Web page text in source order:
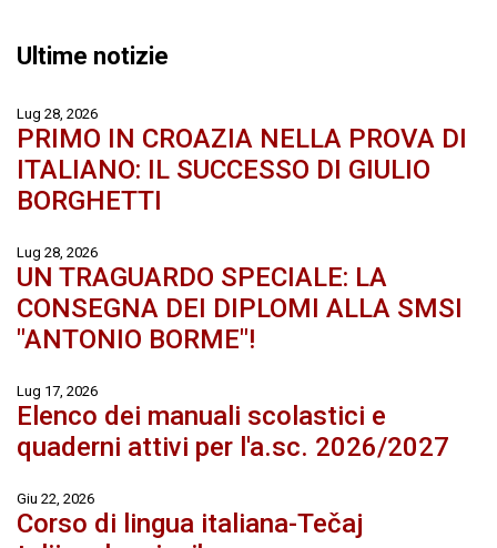
Ultime notizie
Lug 28, 2026
PRIMO IN CROAZIA NELLA PROVA DI
ITALIANO: IL SUCCESSO DI GIULIO
BORGHETTI
Lug 28, 2026
UN TRAGUARDO SPECIALE: LA
CONSEGNA DEI DIPLOMI ALLA SMSI
"ANTONIO BORME"!
Lug 17, 2026
Elenco dei manuali scolastici e
quaderni attivi per l'a.sc. 2026/2027
Giu 22, 2026
Corso di lingua italiana-Tečaj